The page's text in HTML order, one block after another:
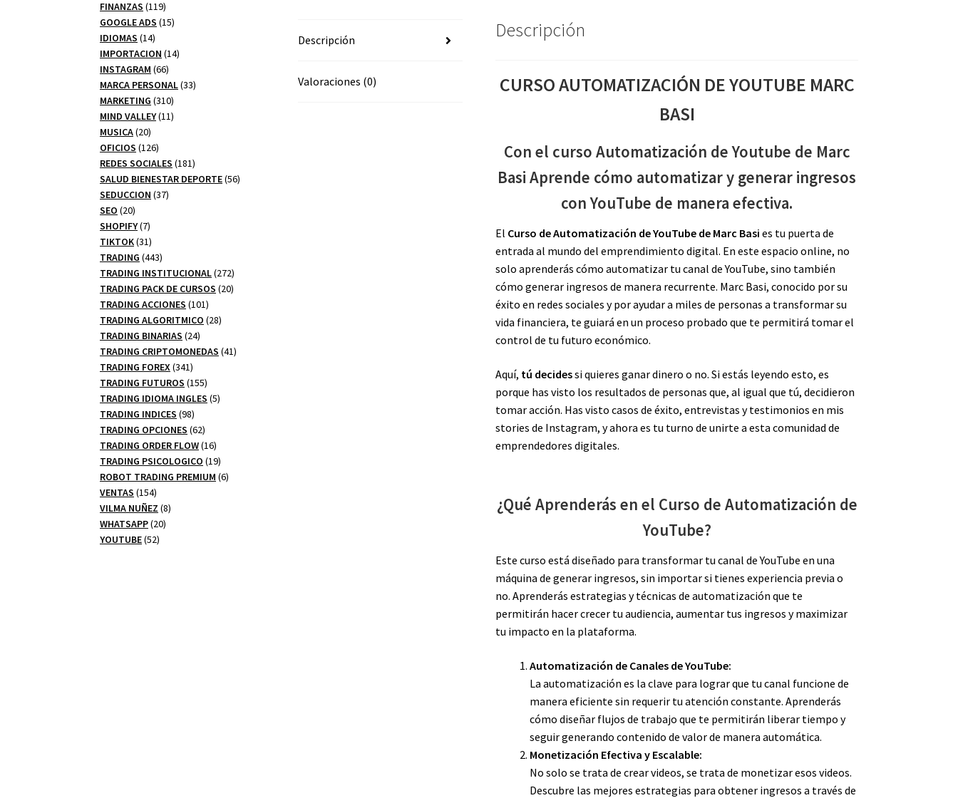
Descripción
Valoraciones (0)
Descripción
CURSO AUTOMATIZACIÓN DE YOUTUBE MARC
BASI
Con el curso Automatización de Youtube de Marc
Basi Aprende cómo automatizar y generar ingresos
con YouTube de manera efectiva.
El Curso de Automatización de YouTube de Marc Basi es tu puerta de
entrada al mundo del emprendimiento digital. En este espacio online, no
solo aprenderás cómo automatizar tu canal de YouTube, sino también
cómo generar ingresos de manera recurrente. Marc Basi, conocido por su
éxito en redes sociales y por ayudar a miles de personas a transformar su
vida financiera, te guiará en un proceso probado que te permitirá tomar el
control de tu futuro económico.
Aquí, tú decidessi quieres ganar dinero o no. Si estás leyendo esto, es
porque has visto los resultados de personas que, al igual que tú, decidieron
tomar acción. Has visto casos de éxito, entrevistas y testimonios en mis
stories de Instagram, y ahora es tu turno de unirte a esta comunidad de
emprendedores digitales.
¿Qué Aprenderás en el Curso de Automatización de
YouTube?
Este curso está diseñado para transformar tu canal de YouTube en una
máquina de generar ingresos, sin importar si tienes experiencia previa o
no. Aprenderás estrategias y técnicas de automatización que te
permitirán hacer crecer tu audiencia, aumentar tus ingresos y maximizar
tu impacto en la plataforma.
Automatización de Canales de YouTube:
La automatización es la clave para lograr que tu canal funcione de
manera eficiente sin requerir tu atención constante. Aprenderás
cómo diseñar flujos de trabajo que te permitirán liberar tiempo y
seguir generando contenido de valor de manera automática.
Monetización Efectiva y Escalable:
No solo se trata de crear videos, se trata de monetizar esos videos.
Descubre las mejores estrategias para obtener ingresos a través de
productos
FINANZAS 119119
productos
GOOGLE ADS 1515
IDIOMAS 1414
productos
IMPORTACION 1414
INSTAGRAM 6666
productos
MARCA PERSONAL 3333
MARKETING 310310
productos
MIND VALLEY 1111
MUSICA 2020
productos
OFICIOS 126126
productos
REDES SOCIALES 181181
productos
SALUD BIENESTAR DEPORTE 5656
SEDUCCION 3737
SEO 2020
productos
SHOPIFY 77
productos
TIKTOK 3131
productos
TRADING 443443
productos
TRADING INSTITUCIONAL 272272
productos
TRADING PACK DE CURSOS 2020
TRADING ACCIONES 101101
productos
TRADING ALGORITMICO 2828
TRADING BINARIAS 2424
productos
TRADING CRIPTOMONEDAS 4141
TRADING FOREX 341341
productos
TRADING FUTUROS 155155
productos
TRADING IDIOMA INGLES 55
TRADING INDICES 9898
productos
TRADING OPCIONES 6262
productos
TRADING ORDER FLOW 1616
productos
TRADING PSICOLOGICO 1919
productos
ROBOT TRADING PREMIUM 66
VENTAS 154154
productos
VILMA NUÑEZ 88
WHATSAPP 2020
YOUTUBE 5252